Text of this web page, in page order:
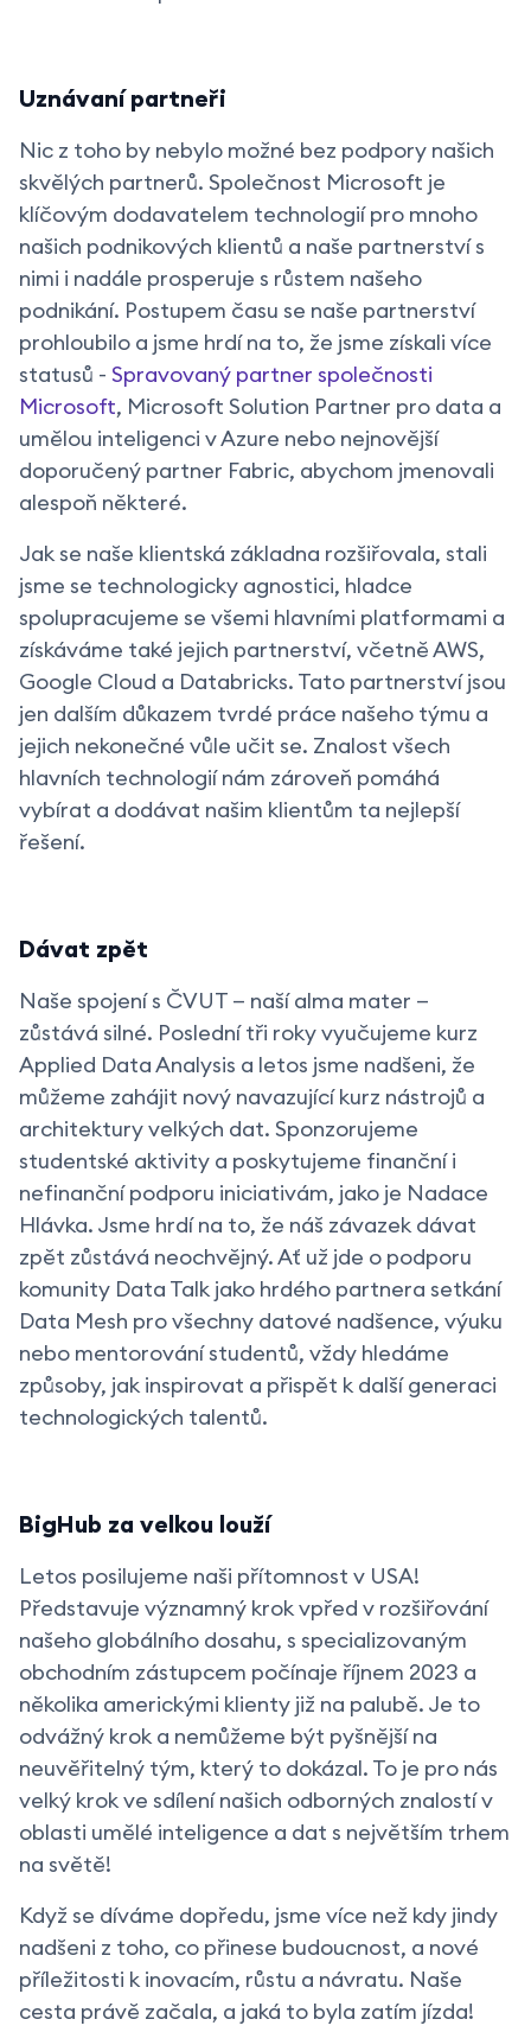
Uznávaní partneři
Nic z toho by nebylo možné bez podpory našich
skvělých partnerů. Společnost Microsoft je
klíčovým dodavatelem technologií pro mnoho
našich podnikových klientů a naše partnerství s
nimi i nadále prosperuje s růstem našeho
podnikání. Postupem času se naše partnerství
prohloubilo a jsme hrdí na to, že jsme získali více
statusů - Spravovaný partner společnosti
Microsoft, Microsoft Solution Partner pro data a
umělou inteligenci v Azure nebo nejnovější
doporučený partner Fabric, abychom jmenovali
alespoň některé.
Jak se naše klientská základna rozšiřovala, stali
jsme se technologicky agnostici, hladce
spolupracujeme se všemi hlavními platformami a
získáváme také jejich partnerství, včetně AWS,
Google Cloud a Databricks. Tato partnerství jsou
jen dalším důkazem tvrdé práce našeho týmu a
jejich nekonečné vůle učit se. Znalost všech
hlavních technologií nám zároveň pomáhá
vybírat a dodávat našim klientům ta nejlepší
řešení.
Dávat zpět
Naše spojení s ČVUT — naší alma mater —
zůstává silné. Poslední tři roky vyučujeme kurz
Applied Data Analysis a letos jsme nadšeni, že
můžeme zahájit nový navazující kurz nástrojů a
architektury velkých dat. Sponzorujeme
studentské aktivity a poskytujeme finanční i
nefinanční podporu iniciativám, jako je Nadace
Hlávka. Jsme hrdí na to, že náš závazek dávat
zpět zůstává neochvějný. Ať už jde o podporu
komunity Data Talk jako hrdého partnera setkání
Data Mesh pro všechny datové nadšence, výuku
nebo mentorování studentů, vždy hledáme
způsoby, jak inspirovat a přispět k další generaci
technologických talentů.
BigHub za velkou louží
Letos posilujeme naši přítomnost v USA!
Představuje významný krok vpřed v rozšiřování
našeho globálního dosahu, s specializovaným
obchodním zástupcem počínaje říjnem 2023 a
několika americkými klienty již na palubě. Je to
odvážný krok a nemůžeme být pyšnější na
neuvěřitelný tým, který to dokázal. To je pro nás
velký krok ve sdílení našich odborných znalostí v
oblasti umělé inteligence a dat s největším trhem
na světě!
Když se díváme dopředu, jsme více než kdy jindy
nadšeni z toho, co přinese budoucnost, a nové
příležitosti k inovacím, růstu a návratu. Naše
cesta právě začala, a jaká to byla zatím jízda!